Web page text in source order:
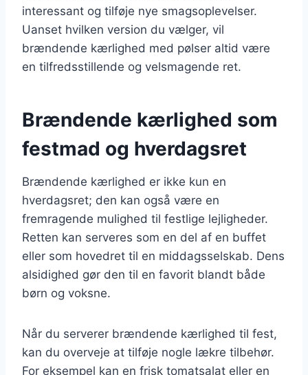
interessant og tilføje nye smagsoplevelser.
Uanset hvilken version du vælger, vil
brændende kærlighed med pølser altid være
en tilfredsstillende og velsmagende ret.
Brændende kærlighed som
festmad og hverdagsret
Brændende kærlighed er ikke kun en
hverdagsret; den kan også være en
fremragende mulighed til festlige lejligheder.
Retten kan serveres som en del af en buffet
eller som hovedret til en middagsselskab. Dens
alsidighed gør den til en favorit blandt både
børn og voksne.
Når du serverer brændende kærlighed til fest,
kan du overveje at tilføje nogle lækre tilbehør.
For eksempel kan en frisk tomatsalat eller en